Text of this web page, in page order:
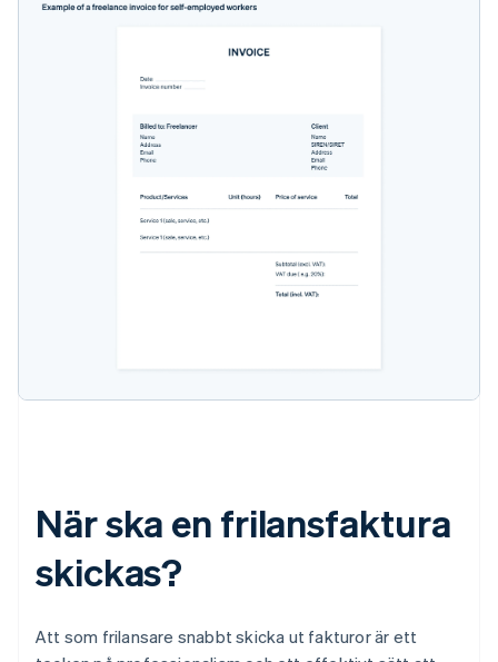
När ska en frilansfaktura
skickas?
Att som frilansare snabbt skicka ut fakturor är ett